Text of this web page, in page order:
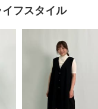
フスタイル